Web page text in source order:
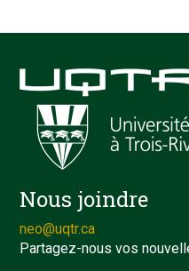
Nous joindre
neo@uqtr.ca
Partagez-nous vos